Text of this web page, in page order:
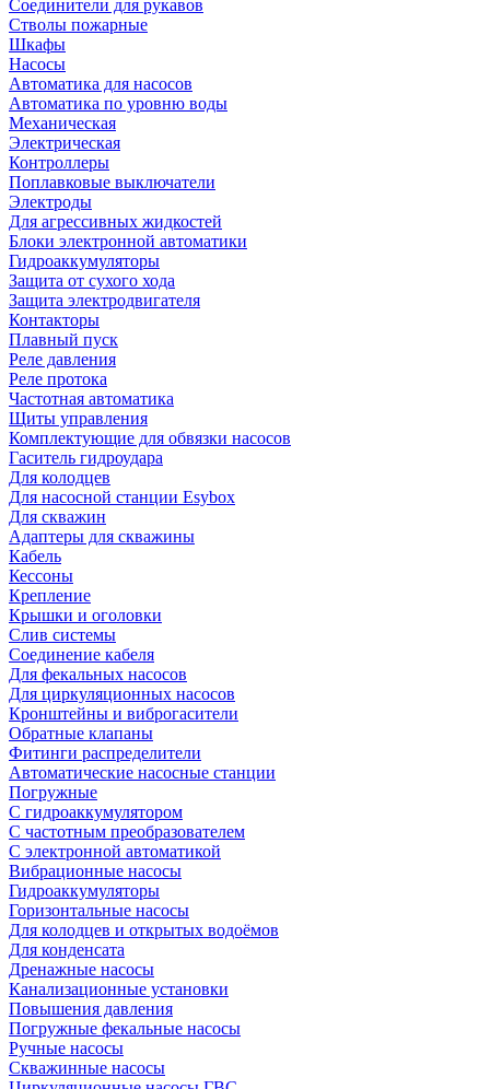
Соединители для рукавов
Стволы пожарные
Шкафы
Насосы
Автоматика для насосов
Автоматика по уровню воды
Механическая
Электрическая
Контроллеры
Поплавковые выключатели
Электроды
Для агрессивных жидкостей
Блоки электронной автоматики
Гидроаккумуляторы
Защита от сухого хода
Защита электродвигателя
Контакторы
Плавный пуск
Реле давления
Реле протока
Частотная автоматика
Щиты управления
Комплектующие для обвязки насосов
Гаситель гидроудара
Для колодцев
Для насосной станции Esybox
Для скважин
Адаптеры для скважины
Кабель
Кессоны
Крепление
Крышки и оголовки
Слив системы
Соединение кабеля
Для фекальных насосов
Для циркуляционных насосов
Кронштейны и виброгасители
Обратные клапаны
Фитинги распределители
Автоматические насосные станции
Погружные
С гидроаккумулятором
С частотным преобразователем
С электронной автоматикой
Вибрационные насосы
Гидроаккумуляторы
Горизонтальные насосы
Для колодцев и открытых водоёмов
Для конденсата
Дренажные насосы
Канализационные установки
Повышения давления
Погружные фекальные насосы
Ручные насосы
Скважинные насосы